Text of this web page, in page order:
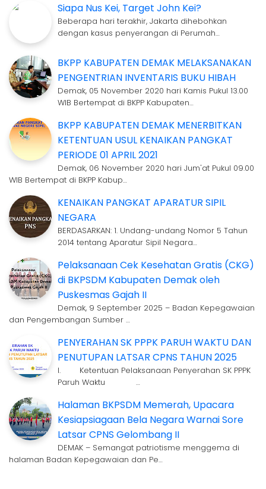
Siapa Nus Kei, Target John Kei?
Beberapa hari terakhir, Jakarta dihebohkan
dengan kasus penyerangan di Perumah…
BKPP KABUPATEN DEMAK MELAKSANAKAN
PENGENTRIAN INVENTARIS BUKU HIBAH
Demak, 05 November 2020 hari Kamis Pukul 13.00
WIB Bertempat di BKPP Kabupaten…
BKPP KABUPATEN DEMAK MENERBITKAN
KETENTUAN USUL KENAIKAN PANGKAT
PERIODE 01 APRIL 2021
Demak, 06 November 2020 hari Jum'at Pukul 09.00
WIB Bertempat di BKPP Kabup…
KENAIKAN PANGKAT APARATUR SIPIL
NEGARA
BERDASARKAN: 1. Undang-undang Nomor 5 Tahun
2014 tentang Aparatur Sipil Negara…
Pelaksanaan Cek Kesehatan Gratis (CKG)
di BKPSDM Kabupaten Demak oleh
Puskesmas Gajah II
Demak, 9 September 2025 – Badan Kepegawaian
dan Pengembangan Sumber …
PENYERAHAN SK PPPK PARUH WAKTU DAN
PENUTUPAN LATSAR CPNS TAHUN 2025
I. Ketentuan Pelaksanaan Penyerahan SK PPPK
Paruh Waktu …
Halaman BKPSDM Memerah, Upacara
Kesiapsiagaan Bela Negara Warnai Sore
Latsar CPNS Gelombang II
DEMAK – Semangat patriotisme menggema di
halaman Badan Kepegawaian dan Pe…